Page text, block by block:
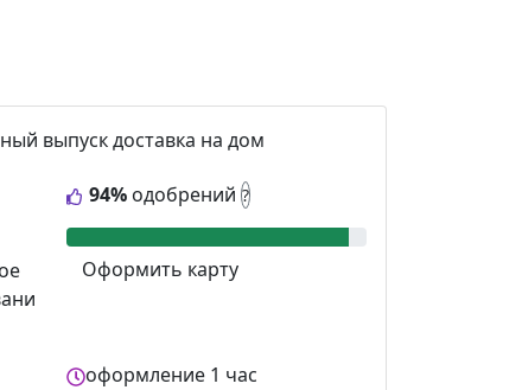
выпускдоставка на дом
94% одобрений?
Оформить карту
оформление 1 час